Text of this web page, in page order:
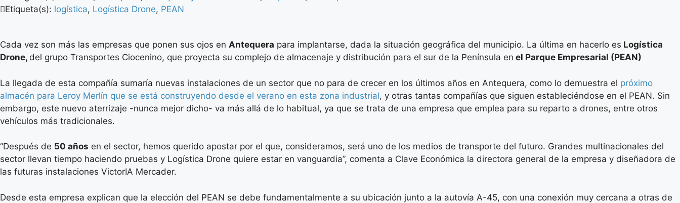
Etiqueta(s): logística, Logística Drone, PEAN
Cada vez son más las empresas que ponen sus ojos en Antequera para implantarse, dada la situación geográfica del municipio. La última en hacerlo es Logística
Drone, del grupo Transportes Ciocenino, que proyecta su complejo de almacenaje y distribución para el sur de la Península en el Parque Empresarial (PEAN)
La llegada de esta compañía sumaría nuevas instalaciones de un sector que no para de crecer en los últimos años en Antequera, como lo demuestra el próximo
almacén para Leroy Merlín que se está construyendo desde el verano en esta zona industrial, y otras tantas compañías que siguen estableciéndose en el PEAN. Sin
embargo, este nuevo aterrizaje -nunca mejor dicho- va más allá de lo habitual, ya que se trata de una empresa que emplea para su reparto a drones, entre otros
vehículos más tradicionales.
“Después de 50 años en el sector, hemos querido apostar por el que, consideramos, será uno de los medios de transporte del futuro. Grandes multinacionales del
sector llevan tiempo haciendo pruebas y Logística Drone quiere estar en vanguardia”, comenta a Clave Económica la directora general de la empresa y diseñadora de
las futuras instalaciones VictorIA Mercader.
Desde esta empresa explican que la elección del PEAN se debe fundamentalmente a su ubicación junto a la autovía A-45, con una conexión muy cercana a otras de